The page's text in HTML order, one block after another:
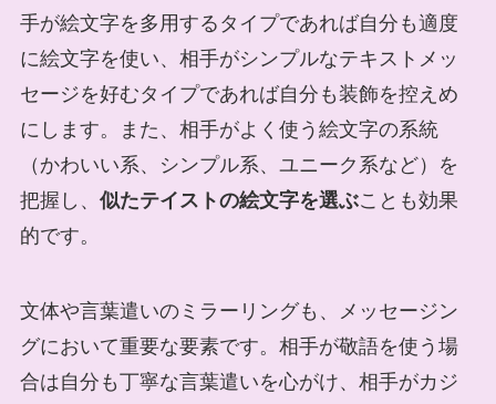
手が絵文字を多用するタイプであれば自分も適度
に絵文字を使い、相手がシンプルなテキストメッ
セージを好むタイプであれば自分も装飾を控えめ
にします。また、相手がよく使う絵文字の系統
（かわいい系、シンプル系、ユニーク系など）を
把握し、 似たテイストの絵文字を選ぶことも効果
的です。
文体や言葉遣いのミラーリングも、メッセージン
グにおいて重要な要素です。相手が敬語を使う場
合は自分も丁寧な言葉遣いを心がけ、相手がカジ